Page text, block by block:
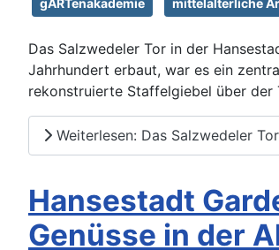
Das Salzwedeler Tor in der
Jahrhundert erbaut, war es ein
rekonstruierte Staffelgiebel über
Weiterlesen: Das Salzwedeler
Hansestadt
Genüsse in der